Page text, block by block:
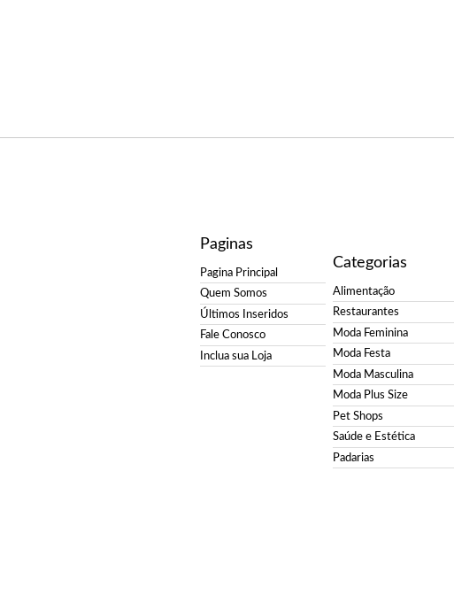
Paginas
Pagina Principal
Quem Somos
Últimos Inseridos
Fale Conosco
Inclua sua Loja
Categorias
Alimentação
Restaurantes
Moda Feminina
Moda Festa
Moda Masculina
Moda Plus Size
Pet Shops
Saúde e Estética
Padarias